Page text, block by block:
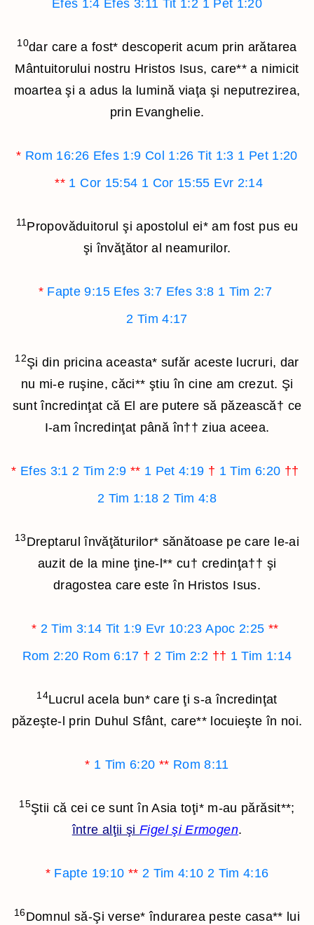
Efes 1:4 Efes 3:11 Tit 1:2 1 Pet 1:20
10dar care a fost* descoperit acum prin arătarea
Mântuitorului nostru Hristos Isus, care** a nimicit
moartea şi a adus la lumină viaţa şi neputrezirea,
prin Evanghelie.
* Rom 16:26 Efes 1:9 Col 1:26 Tit 1:3 1 Pet 1:20
** 1 Cor 15:54 1 Cor 15:55 Evr 2:14
11Propovăduitorul şi apostolul ei*am fost pus eu
şi învăţător al neamurilor.
* Fapte 9:15 Efes 3:7 Efes 3:8 1 Tim 2:7
2 Tim 4:17
12Şi din pricina aceasta* sufăr aceste lucruri, dar
nu mi-e ruşine, căci** ştiu în cine am crezut. Şi
sunt încredinţat că El are putere să păzească† ce
I-am încredinţat până în†† ziua aceea.
* Efes 3:1 2 Tim 2:9 ** 1 Pet 4:19 † 1 Tim 6:20 ††
2 Tim 1:18 2 Tim 4:8
13 Dreptarul învăţăturilor* sănătoase pe care le-ai
auzit de la mine ţine-l ** cu† credinţa†† şi
dragostea care este în Hristos Isus.
* 2 Tim 3:14 Tit 1:9 Evr 10:23 Apoc 2:25 **
Rom 2:20 Rom 6:17 † 2 Tim 2:2 †† 1 Tim 1:14
14Lucrul acela bun* care ţi s-a încredinţat
păzeşte-l prin Duhul Sfânt, care**locuieşte în noi.
* 1 Tim 6:20 ** Rom 8:11
15Ştii că cei ce sunt în Asia toţi*m-au părăsit**;
între alţii şiFigel şi Ermogen.
* Fapte 19:10 ** 2 Tim 4:10 2 Tim 4:16
16Domnul să-Şi verse* îndurarea peste casa** lui